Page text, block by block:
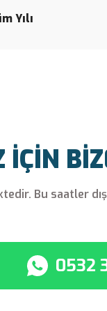
Yılı
İÇİN
Bu saatler
0532